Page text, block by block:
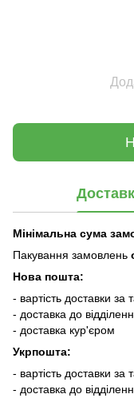
Мінімальна сума
Пакування замовлень
Нова пошта:
- вартість доставки
- доставка до
- доставка кур'єром
Укрпошта:
- вартість доставки
- доставка до